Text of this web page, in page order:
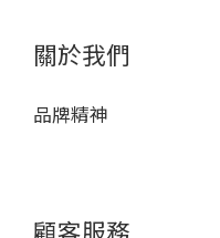
關於我們
品牌精神
顧客服務